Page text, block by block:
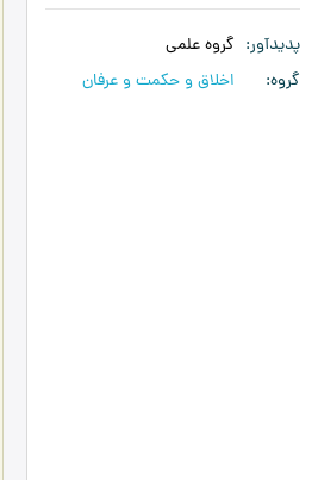
پدیدآور
گروه علمی
گروه
اخلاق و حکمت و عرفان